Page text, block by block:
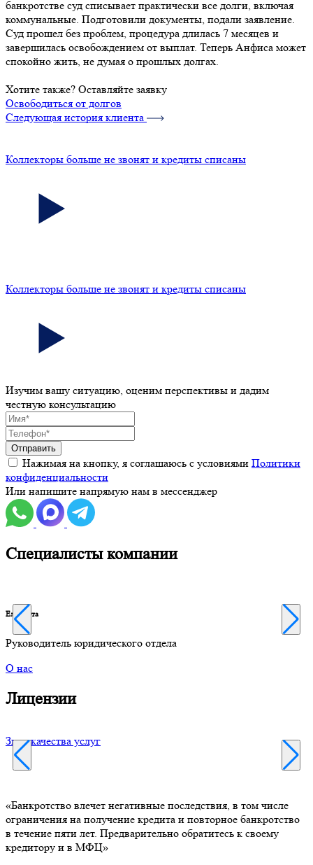
банкротстве суд списывает практически все долги, включая
коммунальные. Подготовили документы, подали заявление.
Суд прошел без проблем, процедура длилась 7 месяцев и
завершилась освобождением от выплат. Теперь Анфиса может
спокойно жить, не думая о прошлых долгах.
Хотите также? Оставляйте заявку
Освободиться от долгов
Следующая история клиента
Коллекторы больше не звонят и кредиты списаны
Коллекторы больше не звонят и кредиты списаны
Изучим вашу ситуацию, оценим перспективы и дадим
честную консультацию
Отправить
Нажимая на кнопку, я соглашаюсь с условиями Политики
конфиденциальности
Или напишите напрямую нам в мессенджер
Специалисты компании
Елизавета
Руководитель юридического отдела
О нас
Лицензии
Знак качества услуг
«Банкротство влечет негативные последствия, в том числе
ограничения на получение кредита и повторное банкротство
в течение пяти лет. Предварительно обратитесь к своему
кредитору и в МФЦ»